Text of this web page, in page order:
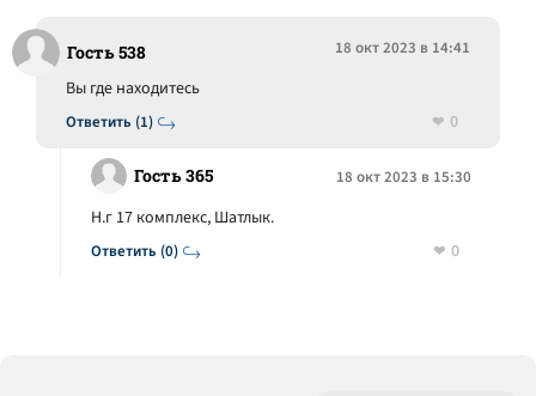
Гость 538 18 окт 2023 в 14:41
Ответить (1)
Вы где находитесь
0
Гость 365 18 окт 2023 в 15:30
Ответить (0)
Н.г 17 комплекс, Шатлык.
0